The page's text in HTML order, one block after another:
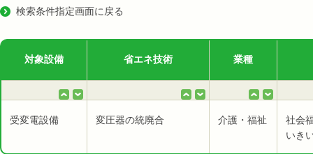
検索条件指定画面に戻る
対象設備 省エネ技術 業種
受変電設備 変圧器の統廃合 介護・福祉
社会
いき